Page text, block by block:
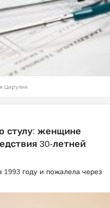
Цирулик
стулу: женщине
30-летней
году и пожалела через